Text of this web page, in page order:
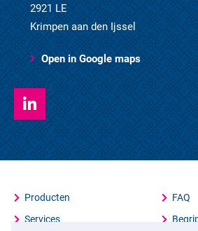
2921 LE
Krimpen aan den Ijssel
Open in Google maps
Producten
Services
FAQ